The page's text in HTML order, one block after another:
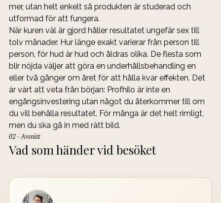
mer, utan helt enkelt så produkten är studerad och
utformad för att fungera.
När kuren väl är gjord håller resultatet ungefär sex till
tolv månader. Hur länge exakt varierar från person till
person, för hud är hud och åldras olika. De flesta som
blir nöjda väljer att göra en underhållsbehandling en
eller två gånger om året för att hålla kvar effekten. Det
är värt att veta från början: Profhilo är inte en
engångsinvestering utan något du återkommer till om
du vill behålla resultatet. För många är det helt rimligt,
men du ska gå in med rätt bild.
02 · Avsnitt
Vad som händer vid besöket